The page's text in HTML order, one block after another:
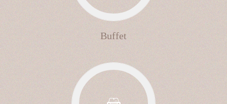
Buffet